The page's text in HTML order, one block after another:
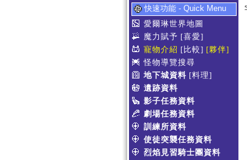
快速功能 - Quick Menu
愛爾琳世界地圖
魔力賦予 [喜愛]
寵物介紹 [比較] [夥伴]
怪物導覽搜尋
地下城資料 [料理]
遺跡資料
影子任務資料
劇場任務資料
訓練所資料
使徒突襲任務資料
烈焰見習騎士團資料